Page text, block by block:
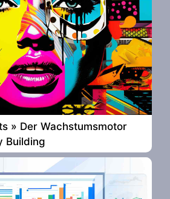
» Der Wachstumsmotor
Building